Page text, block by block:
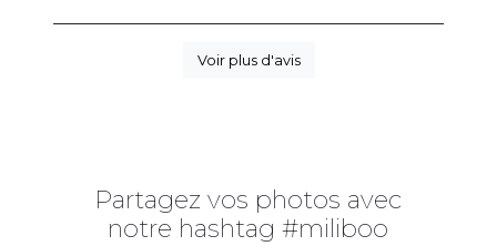
Voir plus d'avis
Partagez vos photos avec
notre hashtag #miliboo